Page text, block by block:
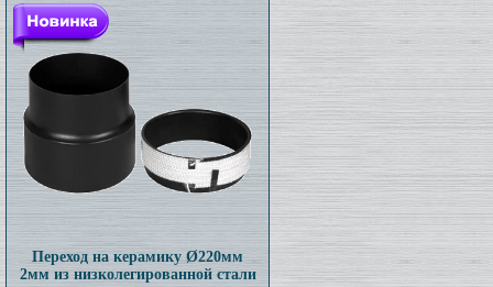
Переход на керамику Ø220мм
2мм из низколегированной стали